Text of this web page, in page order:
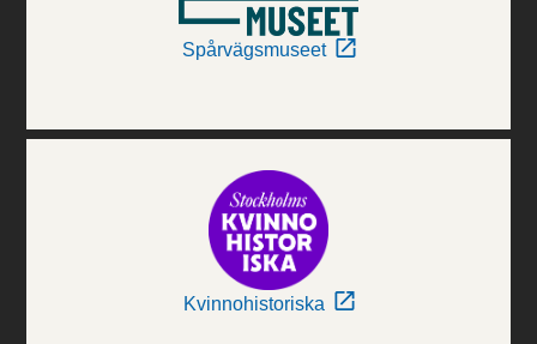
Spårvägsmuseet
Kvinnohistoriska